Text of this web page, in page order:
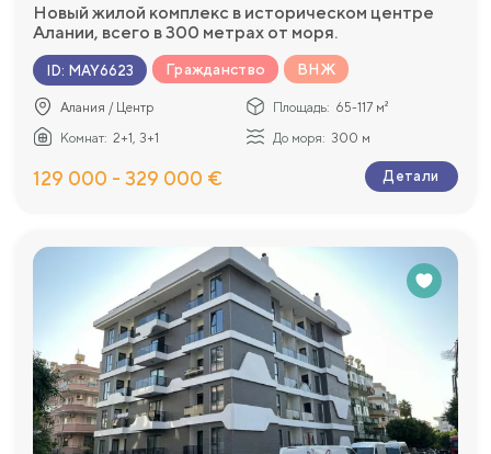
Новый жилой комплекс в историческом центре
Алании, всего в 300 метрах от моря.
ID: MAY6623 Гражданство ВНЖ
Алания / Центр Площадь: 65-117 м²
Комнат: 2+1, 3+1 До моря: 300 м
129 000 - 329 000 € Детали